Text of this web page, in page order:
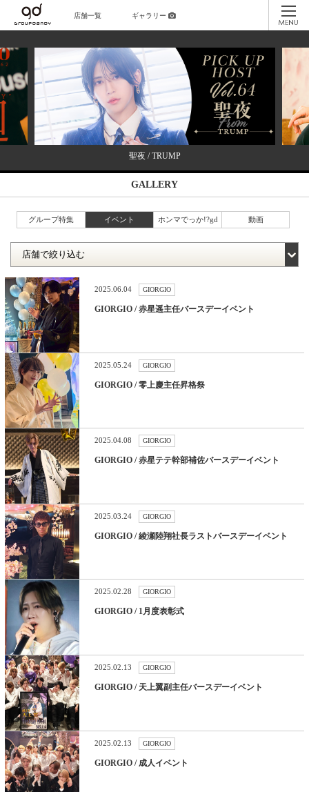
店舗一覧 ギャラリー
聖夜 / TRUMP
GALLERY
グループ特集 イベント ホンマでっか!?gd 動画
2025.06.04 GIORGIO
GIORGIO / 赤星遥主任バースデーイベント
2025.05.24 GIORGIO
GIORGIO / 零上慶主任昇格祭
2025.04.08 GIORGIO
GIORGIO / 赤星テテ幹部補佐バースデーイベント
2025.03.24 GIORGIO
GIORGIO / 綾瀬陸翔社長ラストバースデーイベント
2025.02.28 GIORGIO
GIORGIO / 1月度表彰式
2025.02.13 GIORGIO
GIORGIO / 天上翼副主任バースデーイベント
2025.02.13 GIORGIO
GIORGIO / 成人イベント